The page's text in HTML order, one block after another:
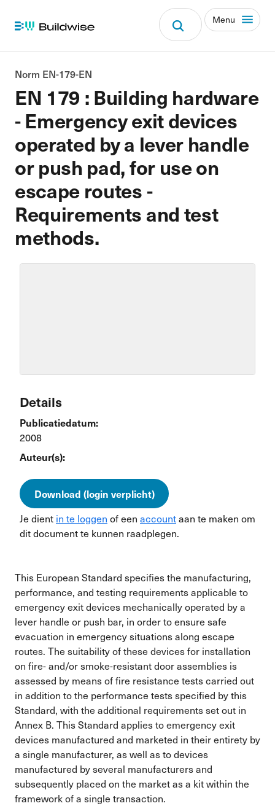
Menu
EN 179 : Building hardware
- Emergency exit devices
operated by a lever handle
or push pad, for use on
escape routes -
Requirements and test
methods.
Norm EN-179-EN
Details
Publicatiedatum:
2008
Auteur(s):
Download (login verplicht)
Je dient in te loggen of een accountaan te maken om
dit document te kunnen raadplegen.
This European Standard specifies the manufacturing,
performance, and testing requirements applicable to
emergency exit devices mechanically operated by a
lever handle or push bar, in order to ensure safe
evacuation in emergency situations along escape
routes. The suitability of these devices for installation
on fire- and/or smoke-resistant door assemblies is
assessed by means of fire resistance tests carried out
in addition to the performance tests specified by this
Standard, with the additional requirements set out in
Annex B. This Standard applies to emergency exit
devices manufactured and marketed in their entirety by
a single manufacturer, as well as to devices
manufactured by several manufacturers and
subsequently placed on the market as a kit within the
framework of a single transaction.